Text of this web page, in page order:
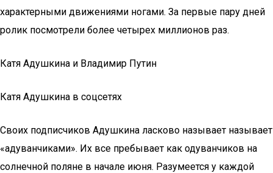
характерными движениями ногами. За первые пару дней
ролик посмотрели более четырех миллионов раз.
Катя Адушкина и Владимир Путин
Катя Адушкина в соцсетях
Своих подписчиков Адушкина ласково называет называет
«адуванчиками». Их все пребывает как одуванчиков на
солнечной поляне в начале июня. Разумеется у каждой